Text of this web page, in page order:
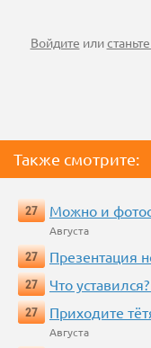
Войдите или
Также смотрите:
27 Можно и
Августа
27
Презентация
27
Что
27
Приходите
Августа